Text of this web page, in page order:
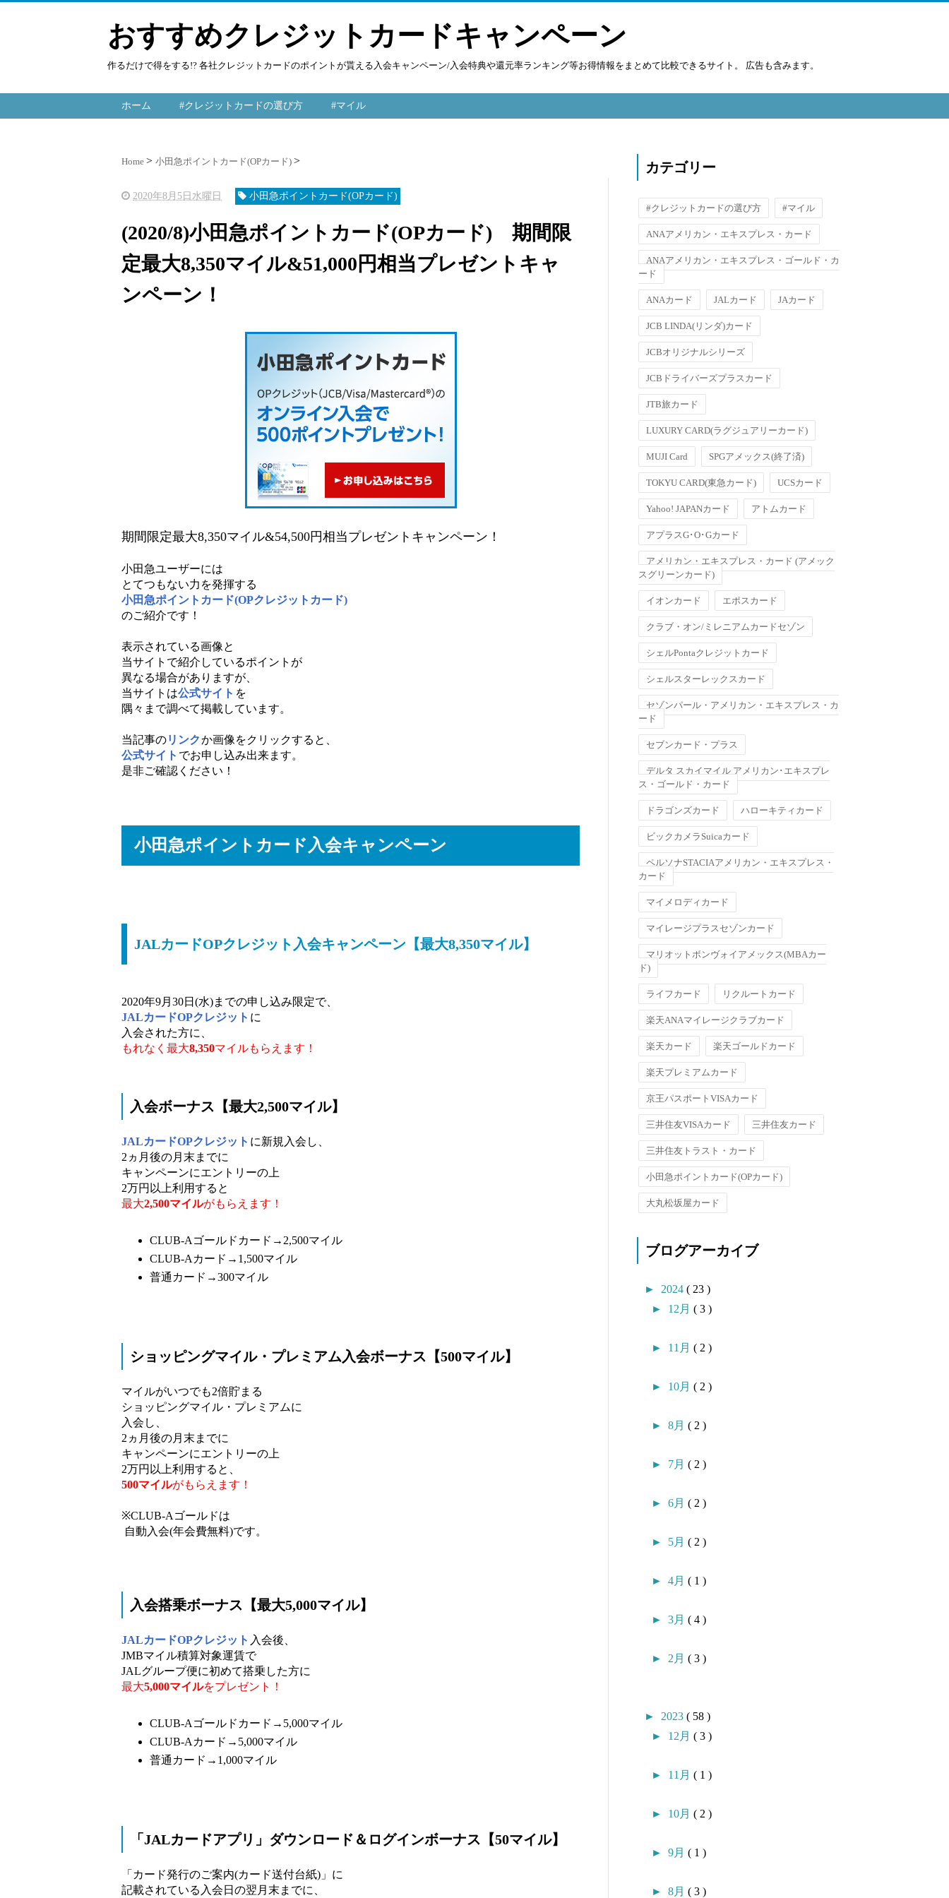
おすすめクレジットカードキャンペーン
作るだけで得をする!? 各社クレジットカードのポイントが貰える入会キャンペーン/入会特典や還元率ランキング等お得情報をまとめて比較できるサイト。 広告も含みます。
ホーム #クレジットカードの選び方 #マイル
Home 小田急ポイントカード(OPカード)
2020年8月5日水曜日 小田急ポイントカード(OPカード)
(2020/8)小田急ポイントカード(OPカード) 期間限
定最大8,350マイル&51,000円相当プレゼントキャ
ンペーン！
期間限定最大8,350マイル&54,500円相当プレゼントキャンペーン！
小田急ユーザーには
とてつもない力を発揮する
小田急ポイントカード(OPクレジットカード)
のご紹介です！
表示されている画像と
当サイトで紹介しているポイントが
異なる場合がありますが、
当サイトは公式サイト を
隅々まで調べて掲載しています。
当記事のリンクか画像をクリックすると、
公式サイト でお申し込み出来ます。
是非ご確認ください！
小田急ポイントカード入会キャンペーン
JALカードOPクレジット入会キャンペーン【最大8,350マイル】
2020年9月30日(水)までの申し込み限定で、
JALカードOPクレジット に
入会された方に、
もれなく最大8,350マイルもらえます！
入会ボーナス【最大2,500マイル】
JALカードOPクレジット に新規入会し、
2ヵ月後の月末までに
キャンペーンにエントリーの上
2万円以上利用すると
最大2,500マイルがもらえます！
CLUB-Aゴールドカード→2,500マイル
CLUB-Aカード→1,500マイル
普通カード→300マイル
ショッピングマイル・プレミアム入会ボーナス【500マイル】
マイルがいつでも2倍貯まる
ショッピングマイル・プレミアムに
入会し、
2ヵ月後の月末までに
キャンペーンにエントリーの上
2万円以上利用すると、
500マイルがもらえます！
※CLUB-Aゴールドは
自動入会(年会費無料)です。
入会搭乗ボーナス【最大5,000マイル】
JALカードOPクレジット 入会後、
JMBマイル積算対象運賃で
JALグループ便に初めて搭乗した方に
最大5,000マイルをプレゼント！
CLUB-Aゴールドカード→5,000マイル
CLUB-Aカード→5,000マイル
普通カード→1,000マイル
「JALカードアプリ」ダウンロード＆ログインボーナス【50マイル】
「カード発行のご案内(カード送付台紙)」に
記載されている入会日の翌月末までに、
カテゴリー
#クレジットカードの選び方 #マイル
ANAアメリカン・エキスプレス・カード
ANAアメリカン・エキスプレス・ゴールド・カ
ード
ANAカード JALカード JAカード
JCB LINDA(リンダ)カード
JCBオリジナルシリーズ
JCBドライバーズプラスカード
JTB旅カード
LUXURY CARD(ラグジュアリーカード)
MUJI Card SPGアメックス(終了済)
TOKYU CARD(東急カード) UCSカード
Yahoo! JAPANカード アトムカード
アプラスG･O･Gカード
アメリカン・エキスプレス・カード (アメック
スグリーンカード)
イオンカード エポスカード
クラブ・オン/ミレニアムカードセゾン
シェルPontaクレジットカード
シェルスターレックスカード
セゾンパール・アメリカン・エキスプレス・カ
ード
セブンカード・プラス
デルタ スカイマイル アメリカン･エキスプレ
ス・ゴールド・カード
ドラゴンズカード ハローキティカード
ビックカメラSuicaカード
ペルソナSTACIAアメリカン・エキスプレス・
カード
マイメロディカード
マイレージプラスセゾンカード
マリオットボンヴォイアメックス(MBAカー
ド)
ライフカード リクルートカード
楽天ANAマイレージクラブカード
楽天カード 楽天ゴールドカード
楽天プレミアムカード
京王パスポートVISAカード
三井住友VISAカード 三井住友カード
三井住友トラスト・カード
小田急ポイントカード(OPカード)
大丸松坂屋カード
ブログアーカイブ
► 2024 ( 23 )
► 12月 ( 3 )
► 11月 ( 2 )
► 10月 ( 2 )
► 8月 ( 2 )
► 7月 ( 2 )
► 6月 ( 2 )
► 5月 ( 2 )
► 4月 ( 1 )
► 3月 ( 4 )
► 2月 ( 3 )
► 2023 ( 58 )
► 12月 ( 3 )
► 11月 ( 1 )
► 10月 ( 2 )
► 9月 ( 1 )
► 8月 ( 3 )